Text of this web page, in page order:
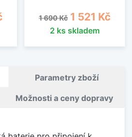
Běžná cena
1 690 Kč Cena
1 521 Kč
2 ks skladem
Parametry zboží
Možnosti a ceny dopravy